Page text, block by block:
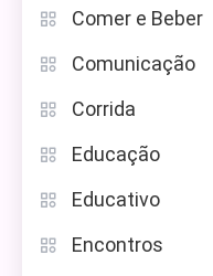
Comer e Beber
Comunicação
Corrida
Educação
Educativo
Encontros